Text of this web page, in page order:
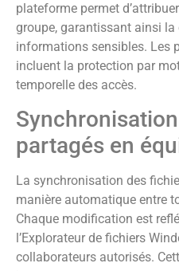
plateforme permet
groupe, garantissant ainsi
informations sensibles. Les
incluent la protection par
temporelle des accès.
partagés en
La synchronisation des
manière automatique entre
Chaque modification est
l’Explorateur de fichiers
collaborateurs autorisés.